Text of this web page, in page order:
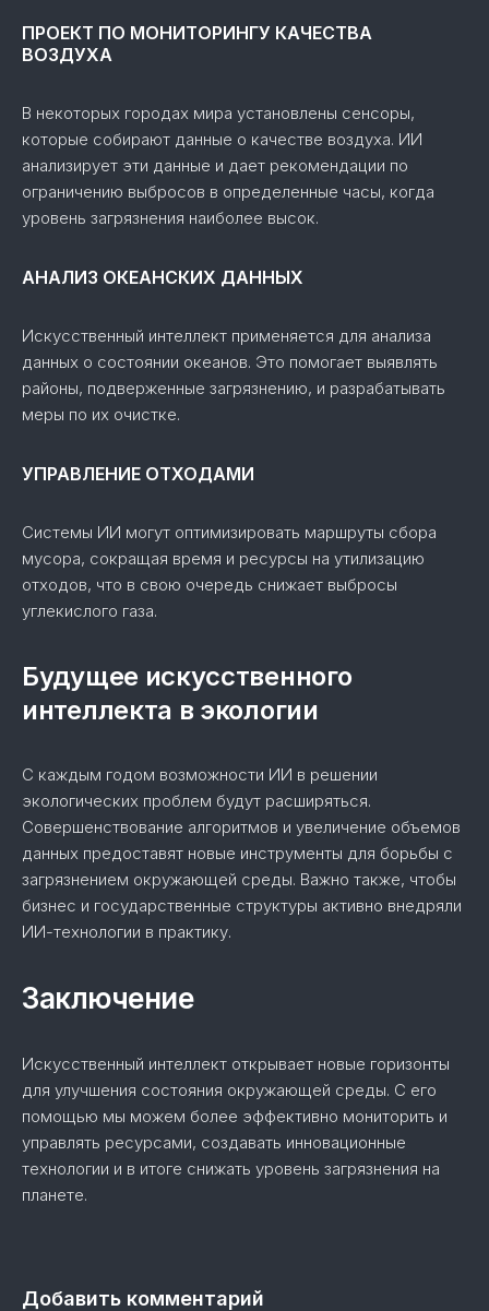
ПРОЕКТ ПО МОНИТОРИНГУ КАЧЕСТВА
ВОЗДУХА
В некоторых городах мира установлены сенсоры,
которые собирают данные о качестве воздуха. ИИ
анализирует эти данные и дает рекомендации по
ограничению выбросов в определенные часы, когда
уровень загрязнения наиболее высок.
АНАЛИЗ ОКЕАНСКИХ ДАННЫХ
Искусственный интеллект применяется для анализа
данных о состоянии океанов. Это помогает выявлять
районы, подверженные загрязнению, и разрабатывать
меры по их очистке.
УПРАВЛЕНИЕ ОТХОДАМИ
Системы ИИ могут оптимизировать маршруты сбора
мусора, сокращая время и ресурсы на утилизацию
отходов, что в свою очередь снижает выбросы
углекислого газа.
Будущее искусственного
интеллекта в экологии
С каждым годом возможности ИИ в решении
экологических проблем будут расширяться.
Совершенствование алгоритмов и увеличение объемов
данных предоставят новые инструменты для борьбы с
загрязнением окружающей среды. Важно также, чтобы
бизнес и государственные структуры активно внедряли
ИИ-технологии в практику.
Заключение
Искусственный интеллект открывает новые горизонты
для улучшения состояния окружающей среды. С его
помощью мы можем более эффективно мониторить и
управлять ресурсами, создавать инновационные
технологии и в итоге снижать уровень загрязнения на
планете.
Добавить комментарий